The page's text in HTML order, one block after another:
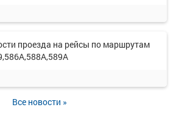
проезда на рейсы по маршрутам
Все новости »